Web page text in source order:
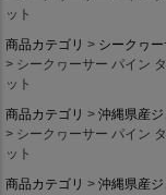
ット
商品カテゴリ
シークヮー
シークヮーサー パイン
ット
商品カテゴリ
沖縄県産
シークヮーサー パイン
ット
商品カテゴリ
沖縄県産